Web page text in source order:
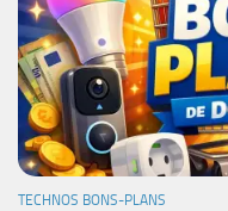
TECHNOS BONS-PLANS